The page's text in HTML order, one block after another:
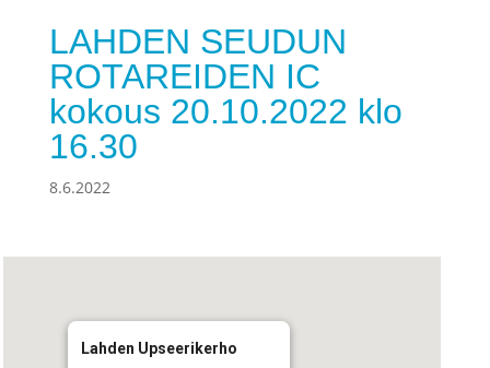
LAHDEN SEUDUN
ROTAREIDEN IC
kokous 20.10.2022 klo
16.30
8.6.2022
Lahden Upseerikerho